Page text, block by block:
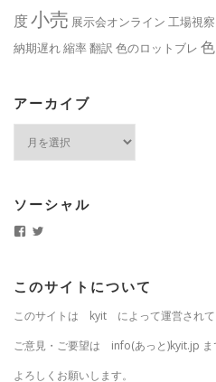
度小売 展示会オンライン 工場視察
納期遅れ縮率翻訳 色のロットブレ
アーカイブ
ブ
ソーシャル
さ
の
ロ
p
ん
プ
フ
このサイトについて
このサイトは kyit によって運営されて
ご意見・ご要望は info(あっと)kyit.jp ま
よろしくお願いします。